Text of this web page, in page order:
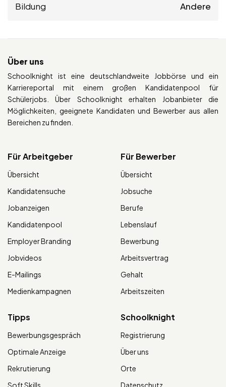
Bildung Andere
Über uns
Schoolknight ist eine deutschlandweite Jobbörse und ein
Karriereportal mit einem großen Kandidatenpool für
Schülerjobs. Über Schoolknight erhalten Jobanbieter die
Möglichkeiten, geeignete Kandidaten und Bewerber aus allen
Bereichen zu finden.
Für Arbeitgeber
Übersicht
Kandidatensuche
Jobanzeigen
Kandidatenpool
Employer Branding
Jobvideos
E-Mailings
Medienkampagnen
Für Bewerber
Übersicht
Jobsuche
Berufe
Lebenslauf
Bewerbung
Arbeitsvertrag
Gehalt
Arbeitszeiten
Tipps
Bewerbungsgespräch
Optimale Anzeige
Rekrutierung
Soft Skills
Schoolknight
Registrierung
Über uns
Orte
Datenschutz